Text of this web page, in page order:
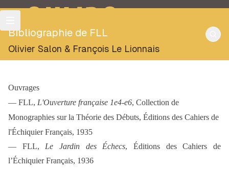
OULIPO
Bibliographie de FLL
Olivier Salon & François Le Lionnais
Ouvrages
— FLL, L'Ouverture française 1e4-e6, Collection de
Monographies sur la Théorie des Débuts, Éditions des Cahiers de
l'Échiquier Français, 1935
— FLL, Le Jardin des Échecs, Éditions des Cahiers de
l’Échiquier Français, 1936